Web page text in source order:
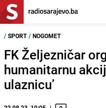
/ SPORT / NOGOMET
FK Željezničar
humanitarnu
ulaznicu’